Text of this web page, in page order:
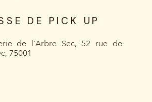
DE PICK UP
de l'Arbre Sec, 52 rue de
75001